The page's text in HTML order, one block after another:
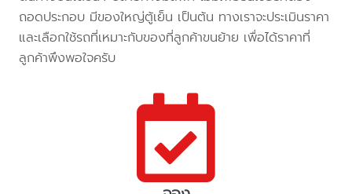
ถอดประกอบ มีของใหญ่ตู้เย็น เป็นต้น ทางเราจะประเมินราคา
และเลือกใช้รถที่เหมาะกับของที่ลูกค้าขนย้าย เพื่อได้ราคาที่
ลูกค้าพึงพอใจครับ